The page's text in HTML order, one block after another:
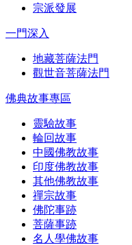
宗派發展
一門深入
地藏菩薩法門
觀世音菩薩法門
佛典故事專區
靈驗故事
輪回故事
中國佛教故事
印度佛教故事
其他佛教故事
禪宗故事
佛陀事跡
菩薩事跡
名人學佛故事